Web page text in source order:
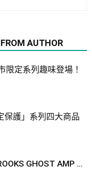
AUTHOR
限定系列趣味登場！
保護」系列四大商品
GHOST AMP ...